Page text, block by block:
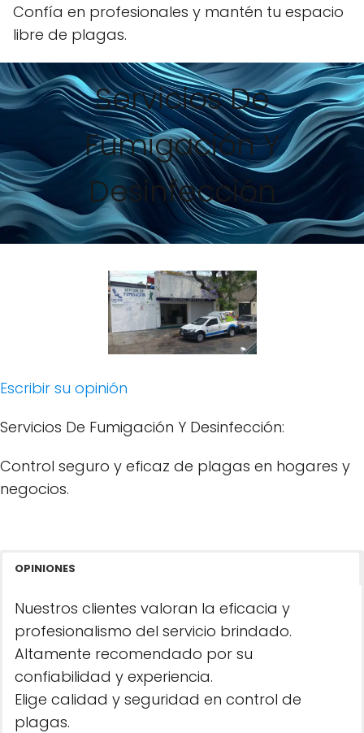
Confía en profesionales y mantén tu espacio
libre de plagas.
Servicios De
Fumigación Y
Desinfección
Escribir su opinión
Servicios De Fumigación Y Desinfección:
Control seguro y eficaz de plagas en hogares y
negocios.
OPINIONES
Nuestros clientes valoran la eficacia y
profesionalismo del servicio brindado.
Altamente recomendado por su
confiabilidad y experiencia.
Elige calidad y seguridad en control de
plagas.